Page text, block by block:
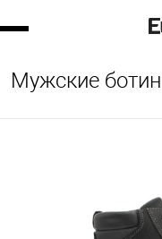
Мужские